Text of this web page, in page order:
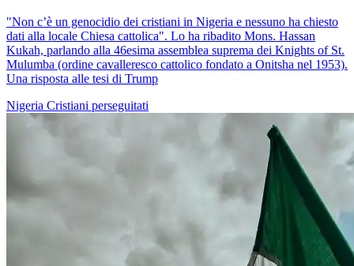
"Non c’è un genocidio dei cristiani in Nigeria e nessuno ha chiesto
dati alla locale Chiesa cattolica". Lo ha ribadito Mons. Hassan
Kukah, parlando alla 46esima assemblea suprema dei Knights of St.
Mulumba (ordine cavalleresco cattolico fondato a Onitsha nel 1953).
Una risposta alle tesi di Trump
Nigeria Cristiani perseguitati